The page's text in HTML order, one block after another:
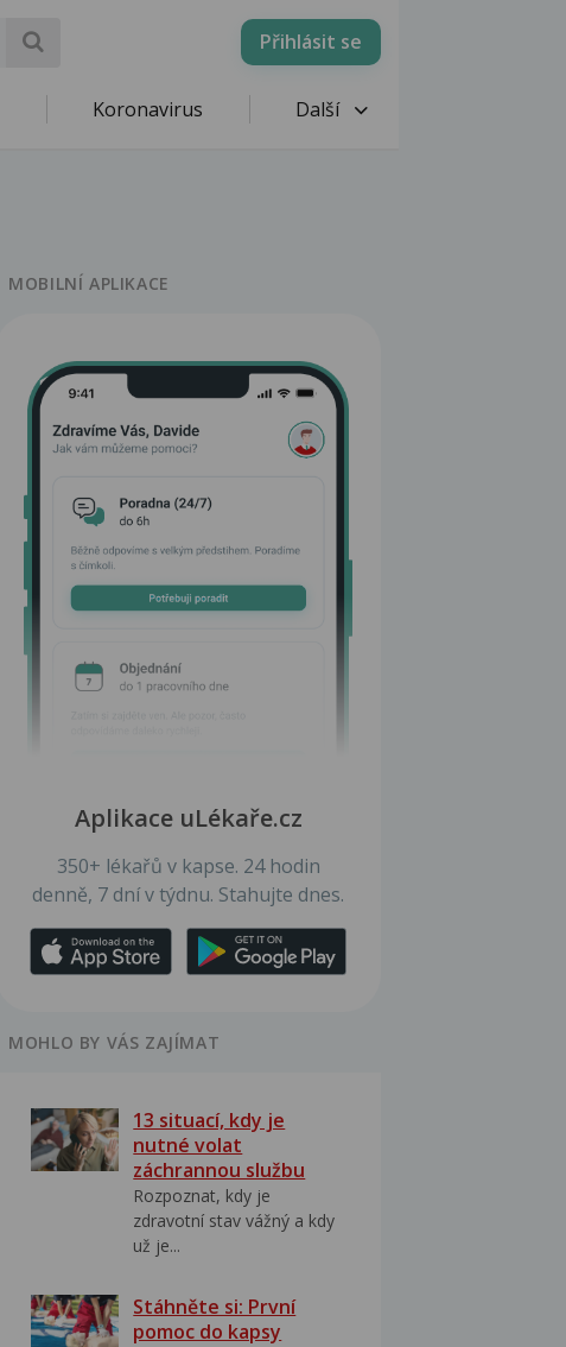
Přihlásit se
Koronavirus Další
MOBILNÍ APLIKACE
Aplikace uLékaře.cz
350+ lékařů v kapse. 24 hodin
denně, 7 dní v týdnu. Stahujte dnes.
MOHLO BY VÁS ZAJÍMAT
13 situací, kdy je
nutné volat
záchrannou službu
Rozpoznat, kdy je
zdravotní stav vážný a kdy
už je...
Stáhněte si: První
pomoc do kapsy